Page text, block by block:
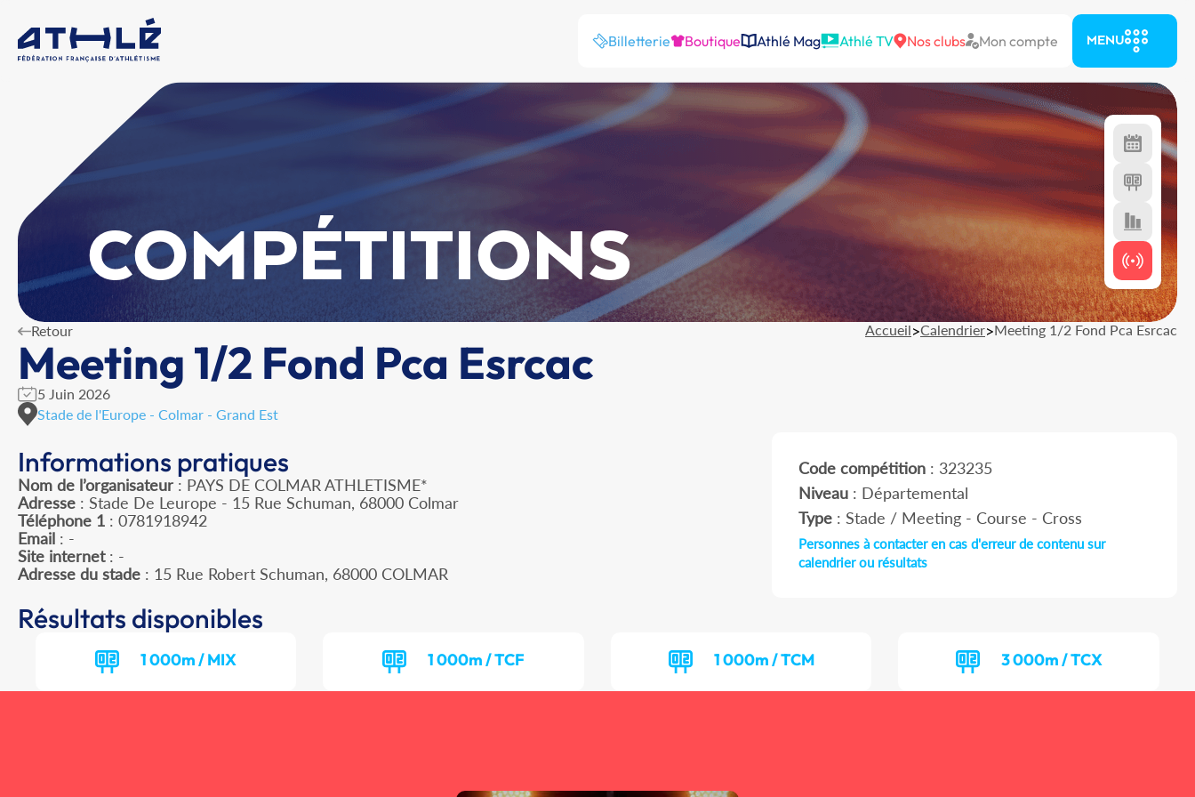
Billetterie Boutique Athlé Mag Athlé TV Nos clubs Mon compte MENU
COMPÉTITIONS
Retour Accueil>Calendrier>Meeting 1/2 Fond Pca Esrcac
Meeting 1/2 Fond Pca Esrcac
5 Juin 2026
Stade de l'Europe - Colmar - Grand Est
Informations pratiques
Nom de l’organisateur : PAYS DE COLMAR ATHLETISME*
Adresse : Stade De Leurope - 15 Rue Schuman, 68000 Colmar
Téléphone 1 : 0781918942
Email : -
Site internet: -
Adresse du stade : 15 Rue Robert Schuman, 68000 COLMAR
Code compétition: 323235
Niveau: Départemental
Type: Stade / Meeting - Course - Cross
Personnes à contacter en cas d'erreur de contenu sur
calendrier ou résultats
Résultats disponibles
1 000m / MIX 1 000m / TCF 1 000m / TCM 3 000m / TCX